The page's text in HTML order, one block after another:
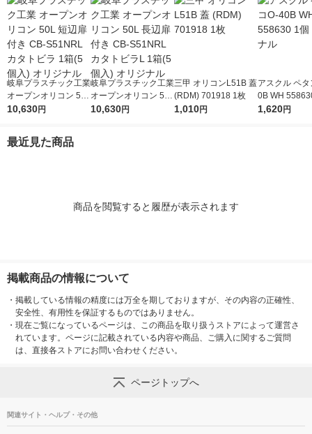
岐阜プラスチック工業
オープンオリコン 50L
短辺扉付き CB-S51N
10,630円
岐阜プラスチック工業
オープンオリコン 50L
長辺扉付き CB-S51N
10,630円
三甲 オリコンL51B 蓋
(RDM) 701918 1枚
1,010円
アスクル ペ
0B WH
リジナル
1,620円
最近見た商品
商品を閲覧すると履歴が表示されます
掲載商品の情報について
・ 掲載している情報の精度には万全を期しておりますが、その内容の正確性、
安全性、有用性を保証するものではありません。
・ 現在ご覧になっているページは、この商品を取り扱うストアによって運営さ
れています。ページに記載されている内容や商品、ご購入に関するご質問
は、直接各ストアにお問い合わせください。
ページトップへ
関連サイト・ヘルプ・その他